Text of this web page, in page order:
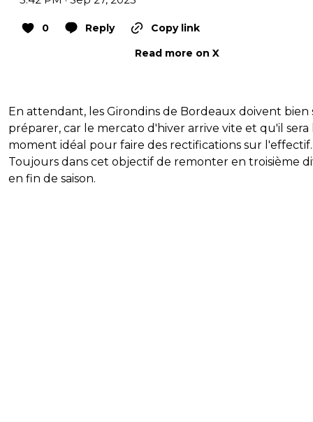
0 Reply
Copy link
Read more on X
En attendant, les Girondins de Bordeaux doivent bien
préparer, car le mercato d'hiver arrive vite et qu'il sera
moment idéal pour faire des rectifications sur l'effectif.
Toujours dans cet objectif de remonter en troisième
en fin de saison.